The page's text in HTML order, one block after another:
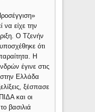
να είχε την
Ο Τζενήν
ότι
Η
έγινε στις
Ελλάδα
ξέσπασε
και οι
βασιλιά